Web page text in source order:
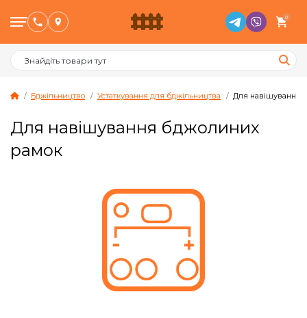
0
Птахівництво
Бджільництво
Сад и Город
Опалювальне обладнання
Бджільництво Устаткування для бджільництва Для навішування
Для навішування бджолиних
рамок